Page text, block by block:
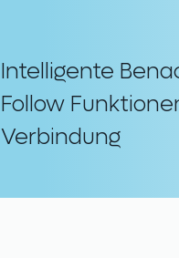
Intelligente
Follow
Verbindung